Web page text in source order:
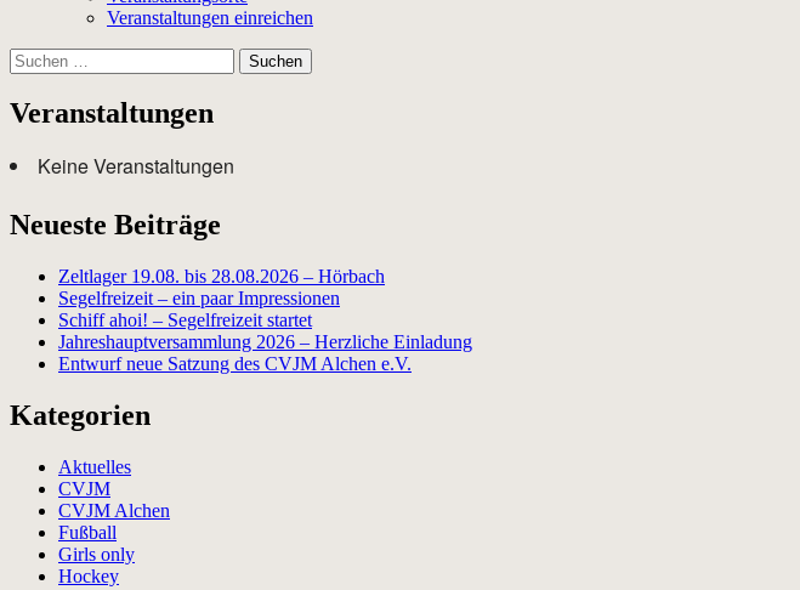
Veranstaltungen einreichen
Suchen
nach:
Veranstaltungen
Keine Veranstaltungen
Neueste Beiträge
Zeltlager 19.08. bis 28.08.2026 – Hörbach
Segelfreizeit – ein paar Impressionen
Schiff ahoi! – Segelfreizeit startet
Jahreshauptversammlung 2026 – Herzliche Einladung
Entwurf neue Satzung des CVJM Alchen e.V.
Kategorien
Aktuelles
CVJM
CVJM Alchen
Fußball
Girls only
Hockey